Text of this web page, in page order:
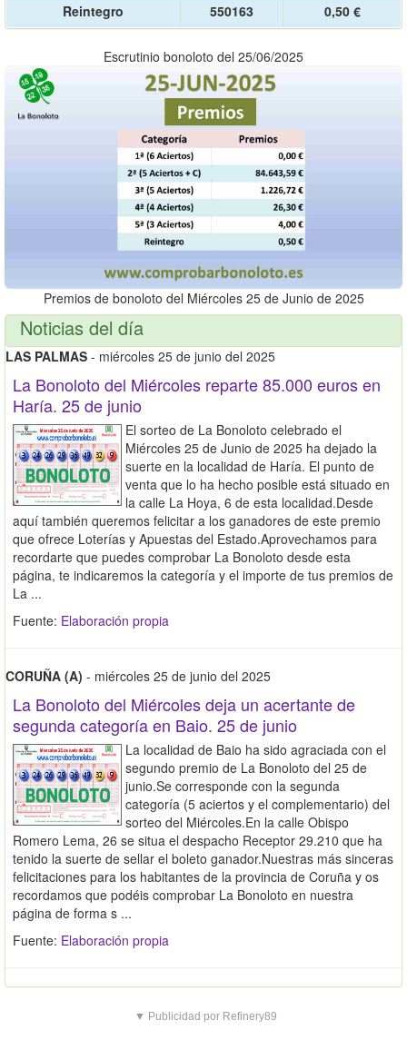
Reintegro
550163 0,50 €
Escrutinio bonoloto del 25/06/2025
Premios de bonoloto del Miércoles 25 de Junio de 2025
Noticias del día
LAS PALMAS - miércoles 25 de junio del 2025
La Bonoloto del Miércoles reparte 85.000 euros en
Haría. 25 de junio
El sorteo de La Bonoloto celebrado el
Miércoles 25 de Junio de 2025 ha dejado la
suerte en la localidad de Haría. El punto de
venta que lo ha hecho posible está situado en
la calle La Hoya, 6 de esta localidad.Desde
aquí también queremos felicitar a los ganadores de este premio
que ofrece Loterías y Apuestas del Estado.Aprovechamos para
recordarte que puedes comprobar La Bonoloto desde esta
página, te indicaremos la categoría y el importe de tus premios de
La ...
Fuente: Elaboración propia
CORUÑA (A) - miércoles 25 de junio del 2025
La Bonoloto del Miércoles deja un acertante de
segunda categoría en Baio. 25 de junio
La localidad de Baio ha sido agraciada con el
segundo premio de La Bonoloto del 25 de
junio.Se corresponde con la segunda
categoría (5 aciertos y el complementario) del
sorteo del Miércoles.En la calle Obispo
Romero Lema, 26 se situa el despacho Receptor 29.210 que ha
tenido la suerte de sellar el boleto ganador.Nuestras más sinceras
felicitaciones para los habitantes de la provincia de Coruña y os
recordamos que podéis comprobar La Bonoloto en nuestra
página de forma s ...
Fuente: Elaboración propia
▼ Publicidad por Refinery89